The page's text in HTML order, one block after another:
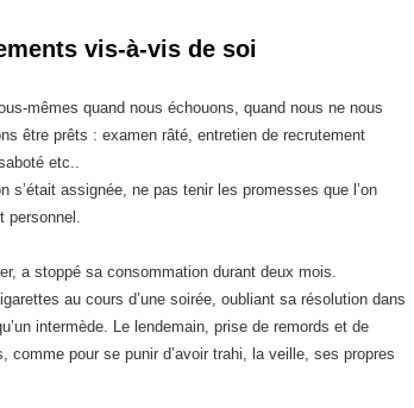
vis-à-vis de soi
mêmes quand nous échouons, quand nous ne nous
être prêts : examen râté, entretien de recrutement
etc..
s’était assignée, ne pas tenir les promesses que l’on
personnel.
a stoppé sa consommation durant deux mois.
au cours d’une soirée, oubliant sa résolution dans
intermède. Le lendemain, prise de remords et de
pour se punir d’avoir trahi, la veille, ses propres